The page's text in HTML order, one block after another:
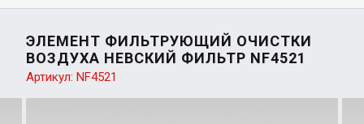
ЭЛЕМЕНТ ФИЛЬТРУЮЩИЙ ОЧИСТКИ
ВОЗДУХА НЕВСКИЙ ФИЛЬТР NF4521
Артикул: NF4521